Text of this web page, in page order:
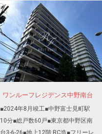
ワンルーフレジデンス中野南台
■2024年8月竣工■中野富士見町駅
10分■総戸数60戸■東京都中野区南
台3-6-26■地上12階 RC造■フリーレ